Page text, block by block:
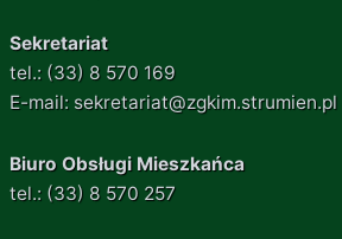
Sekretariat
tel.: (33) 8 570 169
E-mail: sekretariat@zgkim.strumien.pl
Biuro Obsługi Mieszkańca
tel.: (33) 8 570 257